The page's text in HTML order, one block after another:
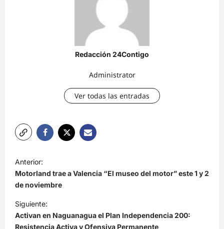
Redacción 24Contigo
Administrator
Ver todas las entradas
a
v
e
g
Anterior:
Motorland trae a Valencia “El museo del motor” este 1 y 2
de noviembre
Siguiente:
Activan en Naguanagua el Plan Independencia 200:
Resistencia Activa y Ofensiva Permanente